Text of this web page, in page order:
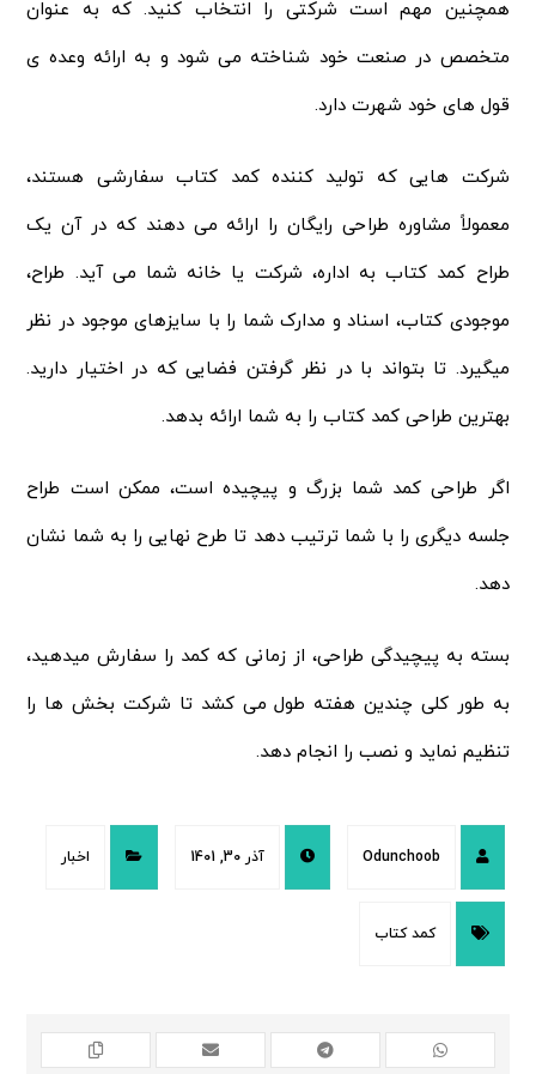
همچنین مهم است شرکتی را انتخاب کنید. که به عنوان
متخصص در صنعت خود شناخته می شود و به ارائه وعده ی
قول های خود شهرت دارد.
شرکت هایی که تولید کننده کمد کتاب سفارشی هستند،
معمولاً مشاوره طراحی رایگان را ارائه می دهند که در آن یک
طراح کمد کتاب به اداره، شرکت یا خانه شما می آید. طراح،
موجودی کتاب، اسناد و مدارک شما را با سایزهای موجود در نظر
میگیرد. تا بتواند با در نظر گرفتن فضایی که در اختیار دارید.
بهترین طراحی کمد کتاب را به شما ارائه بدهد.
اگر طراحی کمد شما بزرگ و پیچیده است، ممکن است طراح
جلسه دیگری را با شما ترتیب دهد تا طرح نهایی را به شما نشان
دهد.
بسته به پیچیدگی طراحی، از زمانی که کمد را سفارش میدهید،
به طور کلی چندین هفته طول می کشد تا شرکت بخش ها را
تنظیم نماید و نصب را انجام دهد.
Odunchoob آذر 30, 1401 اخبار
کمد کتاب